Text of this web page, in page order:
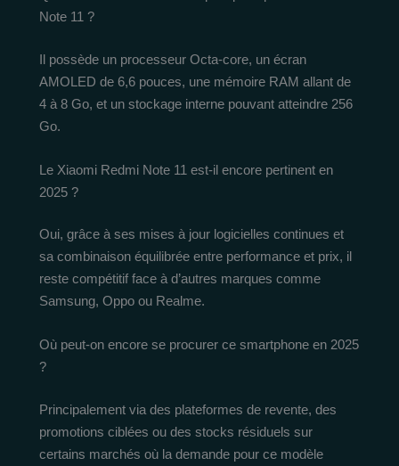
Note 11 ?
Il possède un processeur Octa-core, un écran
AMOLED de 6,6 pouces, une mémoire RAM allant de
4 à 8 Go, et un stockage interne pouvant atteindre 256
Go.
Le Xiaomi Redmi Note 11 est-il encore pertinent en
2025 ?
Oui, grâce à ses mises à jour logicielles continues et
sa combinaison équilibrée entre performance et prix, il
reste compétitif face à d’autres marques comme
Samsung, Oppo ou Realme.
Où peut-on encore se procurer ce smartphone en 2025
?
Principalement via des plateformes de revente, des
promotions ciblées ou des stocks résiduels sur
certains marchés où la demande pour ce modèle